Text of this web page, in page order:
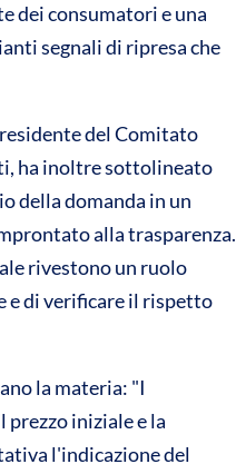
dei consumatori e una
segnali di ripresa che
del Comitato
ha inoltre sottolineato
della domanda in un
alla trasparenza.
rivestono un ruolo
e di verificare il rispetto
la materia: "I
iniziale e la
l'indicazione del